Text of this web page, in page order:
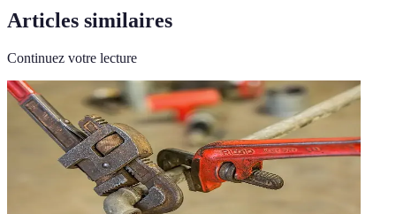
Articles similaires
Continuez votre lecture